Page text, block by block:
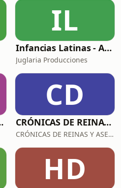
IL
Infancias Latinas - Arriba Chamacos
Juglaria Producciones
Pineda
CD
CRÓNICAS DE REINAS Y ASESINAS
CRÓNICAS DE REINAS Y ASESINAS
HD